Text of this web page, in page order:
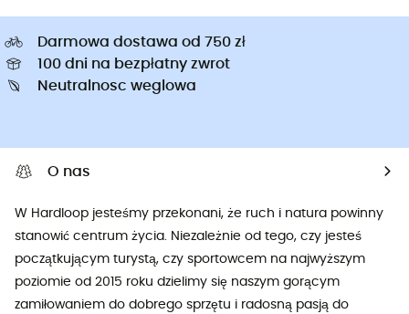
Darmowa dostawa od 750 zł
100 dni na bezpłatny zwrot
Neutralnosc weglowa
O nas
W Hardloop jesteśmy przekonani, że ruch i natura powinny
stanowić centrum życia. Niezależnie od tego, czy jesteś
początkującym turystą, czy sportowcem na najwyższym
poziomie od 2015 roku dzielimy się naszym gorącym
zamiłowaniem do dobrego sprzętu i radosną pasją do